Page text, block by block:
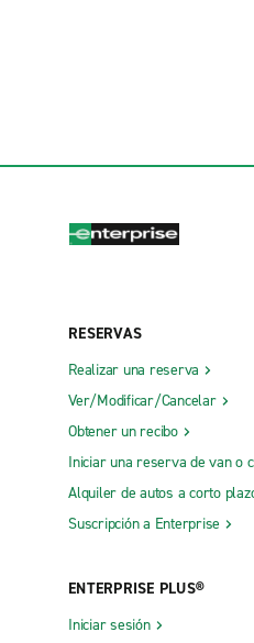
RESERVAS
Realizar una reserva
Ver/Modificar/Cancelar
Obtener un recibo
Iniciar una reserva de van o
Alquiler de autos a corto
Suscripción a Enterprise
ENTERPRISE PLUS®
Iniciar sesión